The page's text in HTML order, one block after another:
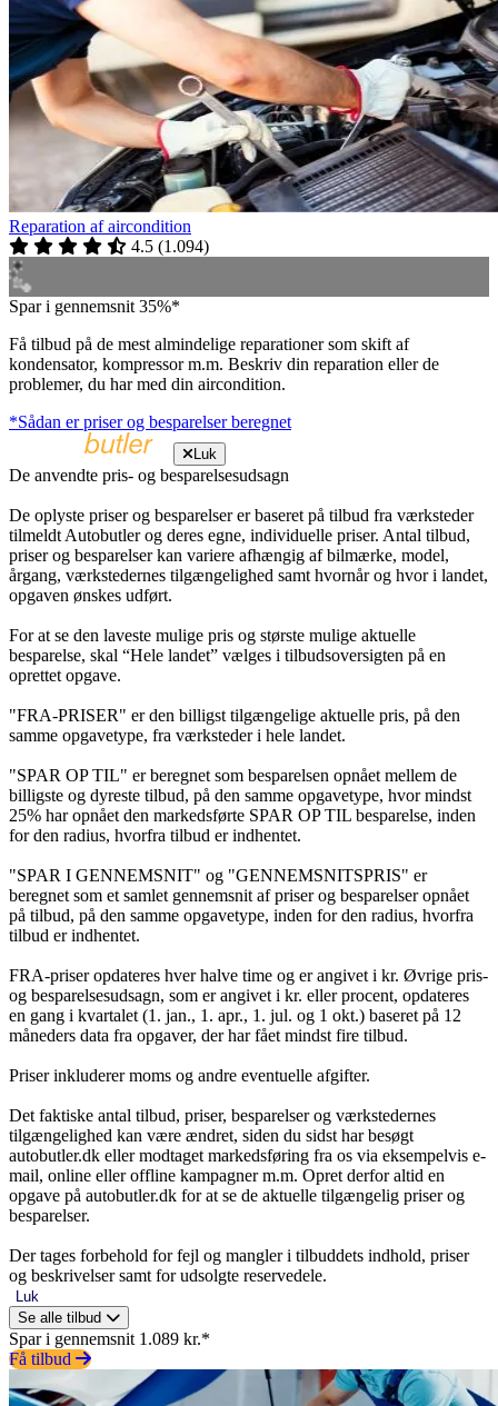
Reparation af aircondition
4.5 (1.094)
Spar i gennemsnit 35%*
Få tilbud på de mest almindelige reparationer som skift af
kondensator, kompressor m.m. Beskriv din reparation eller de
problemer, du har med din aircondition.
*Sådan er priser og besparelser beregnet
Luk
De anvendte pris- og besparelsesudsagn
De oplyste priser og besparelser er baseret på tilbud fra værksteder
tilmeldt Autobutler og deres egne, individuelle priser. Antal tilbud,
priser og besparelser kan variere afhængig af bilmærke, model,
årgang, værkstedernes tilgængelighed samt hvornår og hvor i landet,
opgaven ønskes udført.
For at se den laveste mulige pris og største mulige aktuelle
besparelse, skal “Hele landet” vælges i tilbudsoversigten på en
oprettet opgave.
"FRA-PRISER" er den billigst tilgængelige aktuelle pris, på den
samme opgavetype, fra værksteder i hele landet.
"SPAR OP TIL" er beregnet som besparelsen opnået mellem de
billigste og dyreste tilbud, på den samme opgavetype, hvor mindst
25% har opnået den markedsførte SPAR OP TIL besparelse, inden
for den radius, hvorfra tilbud er indhentet.
"SPAR I GENNEMSNIT" og "GENNEMSNITSPRIS" er
beregnet som et samlet gennemsnit af priser og besparelser opnået
på tilbud, på den samme opgavetype, inden for den radius, hvorfra
tilbud er indhentet.
FRA-priser opdateres hver halve time og er angivet i kr. Øvrige pris-
og besparelsesudsagn, som er angivet i kr. eller procent, opdateres
en gang i kvartalet (1. jan., 1. apr., 1. jul. og 1 okt.) baseret på 12
måneders data fra opgaver, der har fået mindst fire tilbud.
Priser inkluderer moms og andre eventuelle afgifter.
Det faktiske antal tilbud, priser, besparelser og værkstedernes
tilgængelighed kan være ændret, siden du sidst har besøgt
autobutler.dk eller modtaget markedsføring fra os via eksempelvis e-
mail, online eller offline kampagner m.m. Opret derfor altid en
opgave på autobutler.dk for at se de aktuelle tilgængelig priser og
besparelser.
Der tages forbehold for fejl og mangler i tilbuddets indhold, priser
og beskrivelser samt for udsolgte reservedele.
Luk
Se alle tilbud
Spar i gennemsnit 1.089 kr.*
Få tilbud